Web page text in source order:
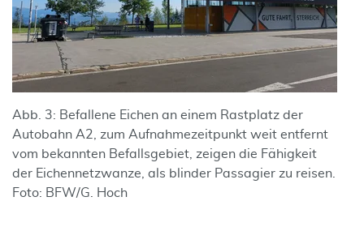
Abb. 3: Befallene Eichen an einem Rastplatz der
Autobahn A2, zum Aufnahmezeitpunkt weit entfernt
vom bekannten Befallsgebiet, zeigen die Fähigkeit
der Eichennetzwanze, als blinder Passagier zu reisen.
Foto: BFW/G. Hoch